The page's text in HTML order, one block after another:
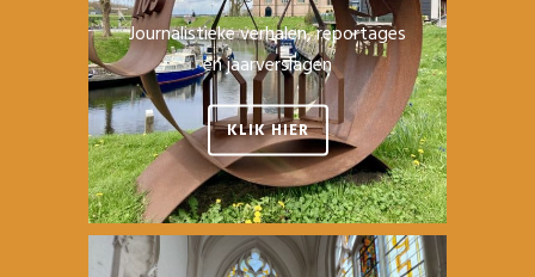
Journalistieke verhalen, reportages
en jaarverslagen
KLIK HIER